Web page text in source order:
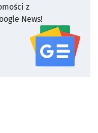
z
News!
serwisu